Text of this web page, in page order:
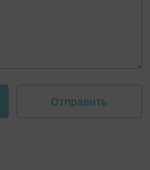
Отправить